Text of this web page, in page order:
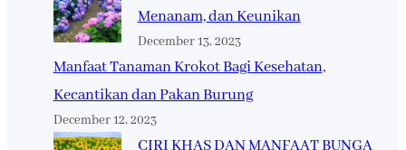
Menanam, dan Keunikan
December 13, 2023
Manfaat Tanaman Krokot Bagi Kesehatan,
Kecantikan dan Pakan Burung
December 12, 2023